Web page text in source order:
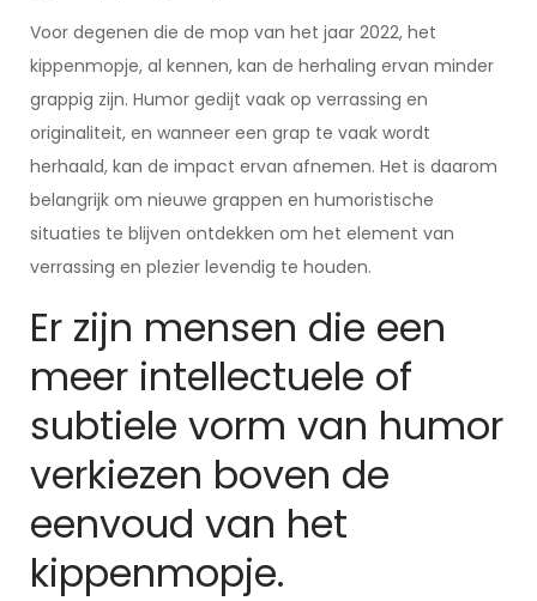
Voor degenen die de mop van het jaar 2022, het
kippenmopje, al kennen, kan de herhaling ervan minder
grappig zijn. Humor gedijt vaak op verrassing en
originaliteit, en wanneer een grap te vaak wordt
herhaald, kan de impact ervan afnemen. Het is daarom
belangrijk om nieuwe grappen en humoristische
situaties te blijven ontdekken om het element van
verrassing en plezier levendig te houden.
Er zijn mensen die een
meer intellectuele of
subtiele vorm van humor
verkiezen boven de
eenvoud van het
kippenmopje.